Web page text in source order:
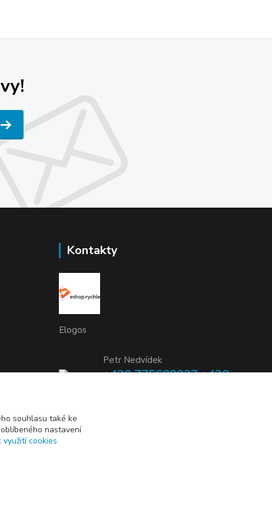
Kontakty
Elogos
Petr Nedvídek
+420 775688827 +420
info@elogos.cz
souhlasu také ke
nastavení
využití cookies